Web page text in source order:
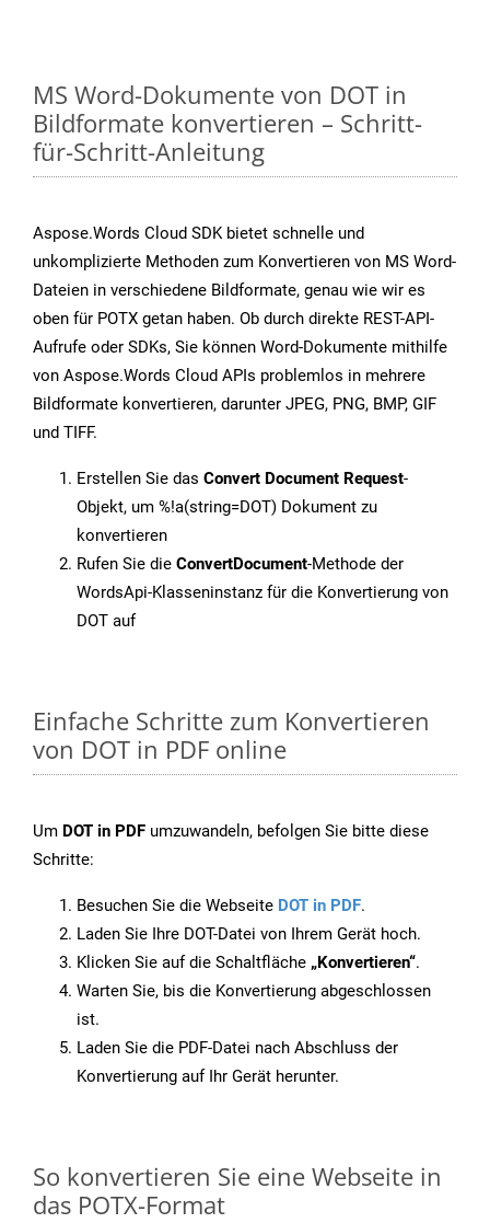
MS Word-Dokumente von DOT in
Bildformate konvertieren – Schritt-
für-Schritt-Anleitung
Aspose.Words Cloud SDK bietet schnelle und
unkomplizierte Methoden zum Konvertieren von MS Word-
Dateien in verschiedene Bildformate, genau wie wir es
oben für POTX getan haben. Ob durch direkte REST-API-
Aufrufe oder SDKs, Sie können Word-Dokumente mithilfe
von Aspose.Words Cloud APIs problemlos in mehrere
Bildformate konvertieren, darunter JPEG, PNG, BMP, GIF
und TIFF.
Erstellen Sie das Convert Document Request-
Objekt, um %!a(string=DOT) Dokument zu
konvertieren
Rufen Sie die ConvertDocument-Methode der
WordsApi-Klasseninstanz für die Konvertierung von
DOT auf
Einfache Schritte zum Konvertieren
von DOT in PDF online
Um DOT in PDF umzuwandeln, befolgen Sie bitte diese
Schritte:
Besuchen Sie die Webseite DOT in PDF.
Laden Sie Ihre DOT-Datei von Ihrem Gerät hoch.
Klicken Sie auf die Schaltfläche „Konvertieren“.
Warten Sie, bis die Konvertierung abgeschlossen
ist.
Laden Sie die PDF-Datei nach Abschluss der
Konvertierung auf Ihr Gerät herunter.
So konvertieren Sie eine Webseite in
das POTX-Format